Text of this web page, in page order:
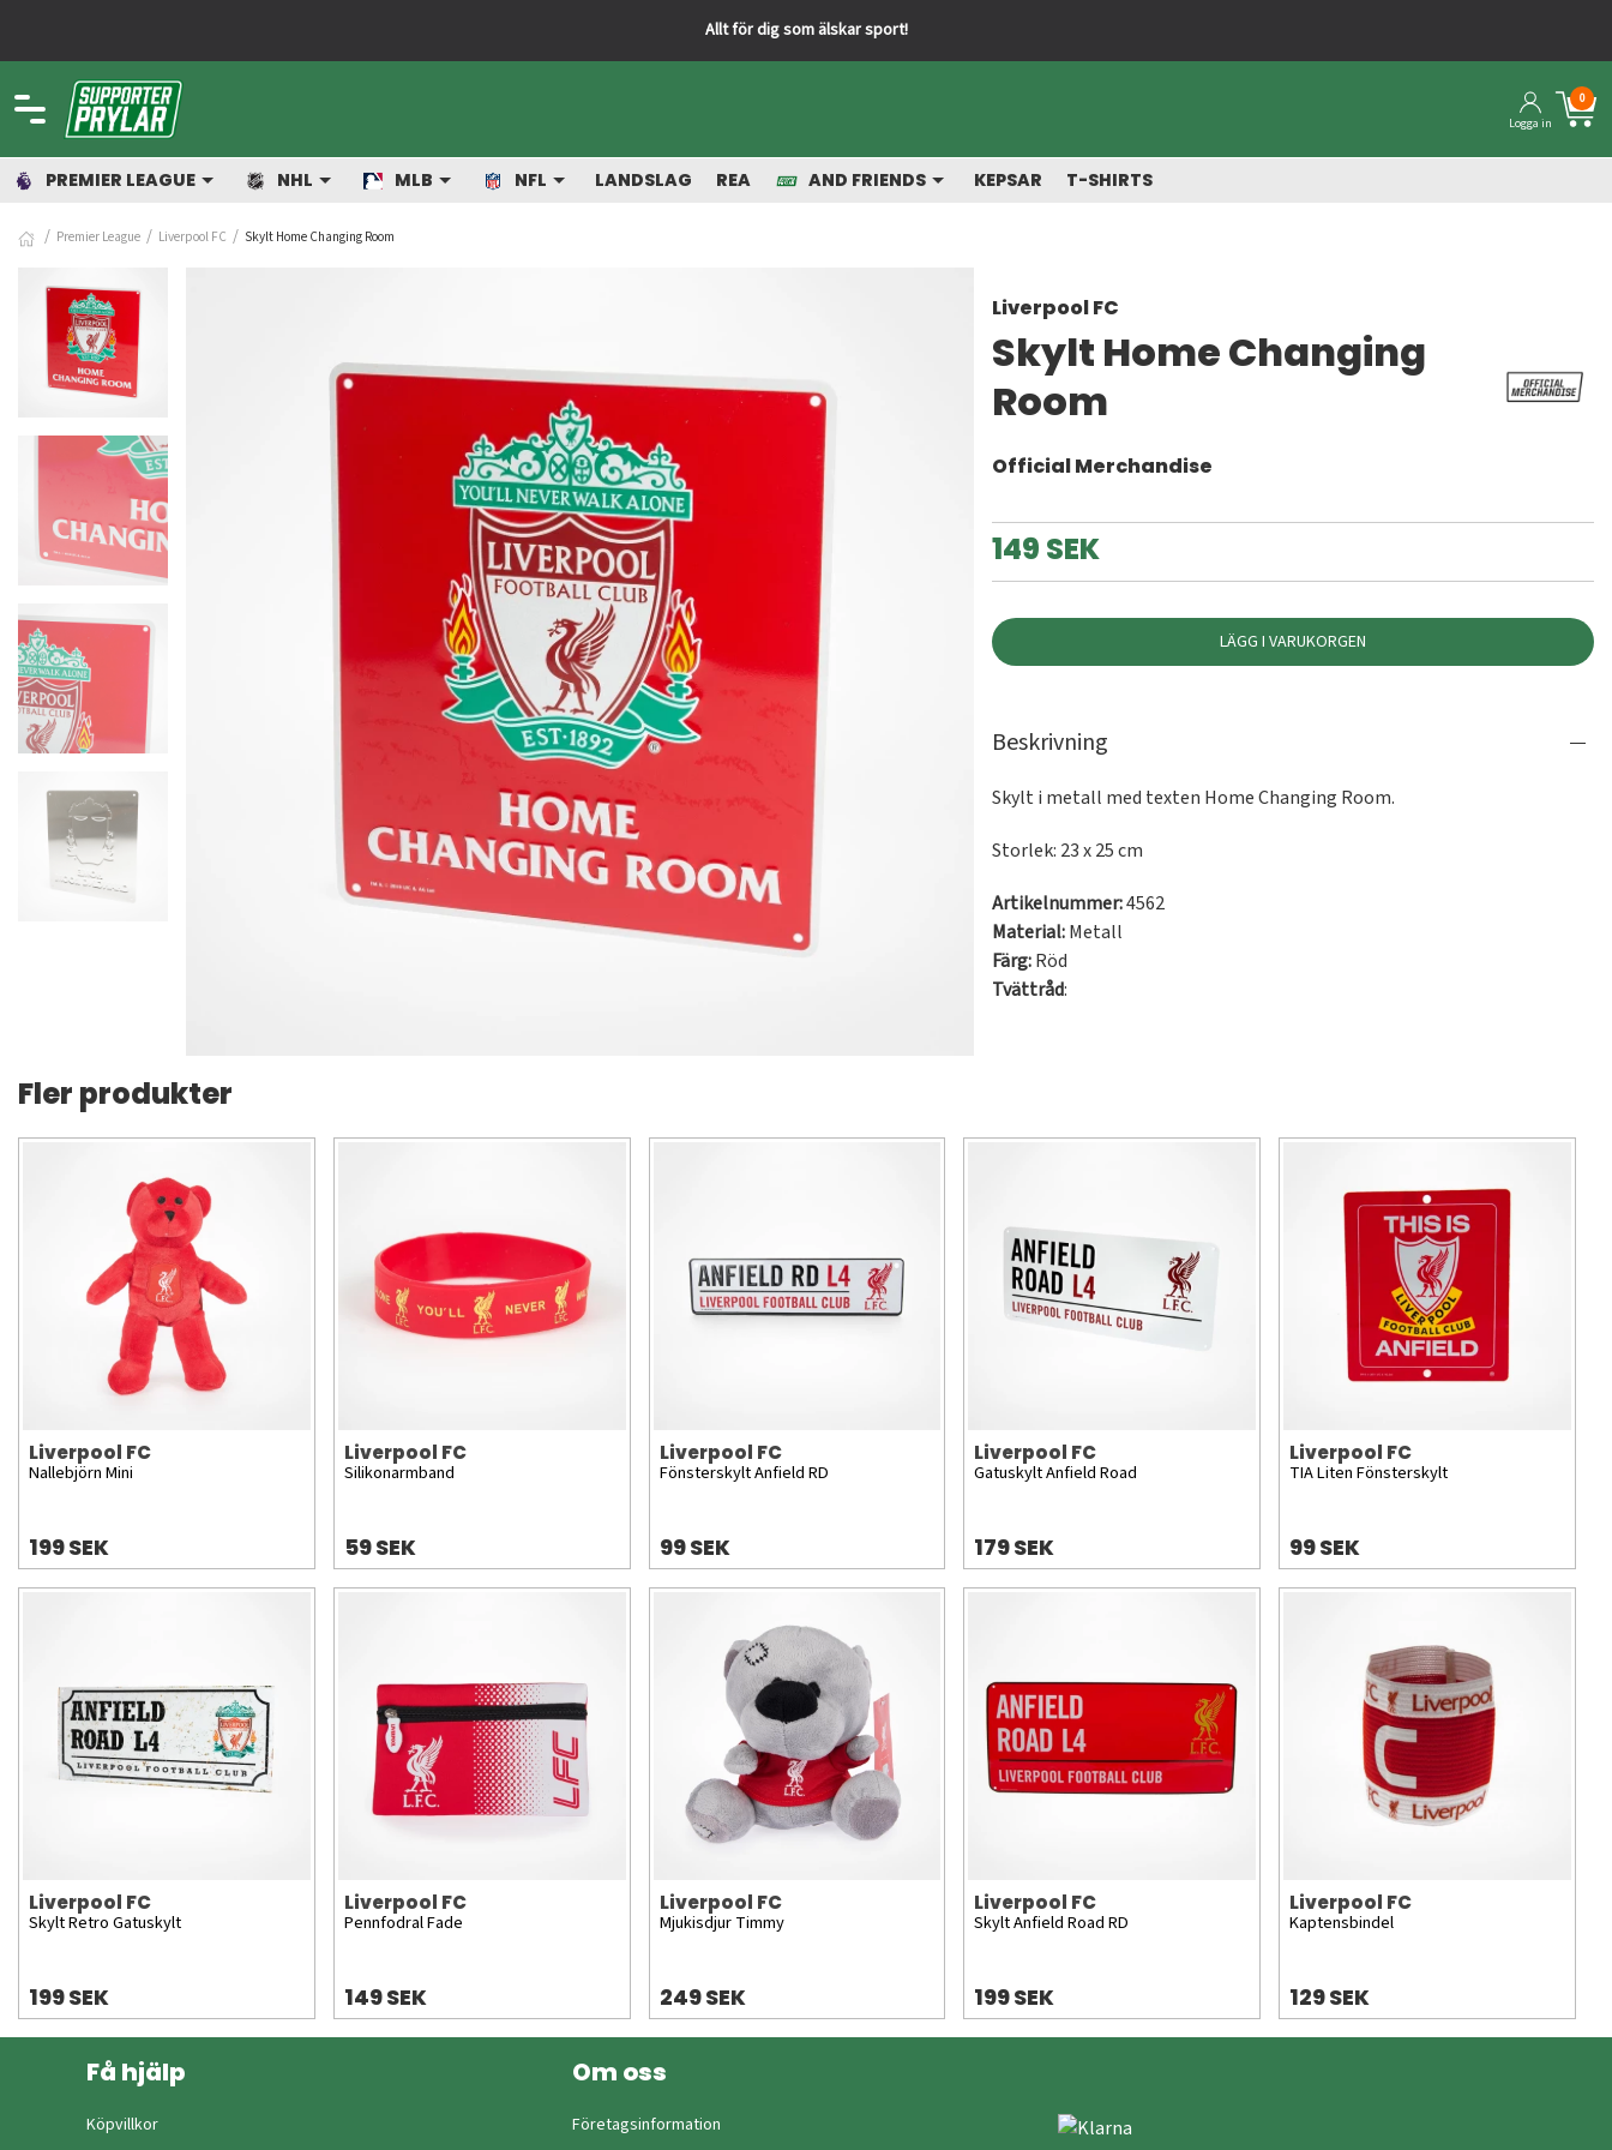
Logga in
0
PREMIER LEAGUE NHL MLB NFL LANDSLAG REA AND FRIENDS KEPSAR T-SHIRTS
Premier League Liverpool FC Skylt Home Changing Room
Liverpool FC
Skylt Home Changing
Room
Official Merchandise
149 SEK
LÄGG I VARUKORGEN
Beskrivning
Skylt i metall med texten Home Changing Room.
Storlek: 23 x 25 cm
Artikelnummer:4562
Material:Metall
Färg:Röd
Tvättråd:
Fler produkter
Liverpool FC
Nallebjörn Mini
199 SEK
Liverpool FC
Silikonarmband
59 SEK
Liverpool FC
Fönsterskylt Anfield RD
99 SEK
Liverpool FC
Gatuskylt Anfield Road
179 SEK
Liverpool FC
TIA Liten Fönsterskylt
99 SEK
Liverpool FC
Skylt Retro Gatuskylt
199 SEK
Liverpool FC
Pennfodral Fade
149 SEK
Liverpool FC
Mjukisdjur Timmy
249 SEK
Liverpool FC
Skylt Anfield Road RD
199 SEK
Liverpool FC
Kaptensbindel
129 SEK
Få hjälp
Köpvillkor
Om oss
Företagsinformation